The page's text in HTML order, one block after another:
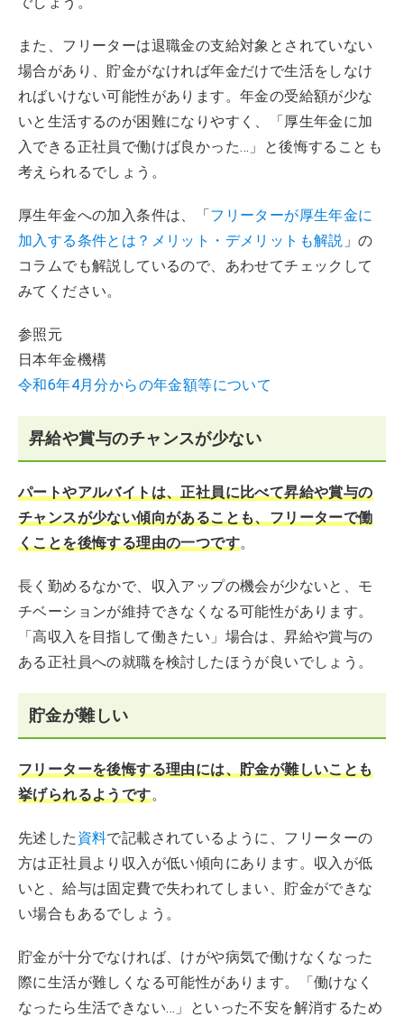
また、フリーターは退職金の支給対象とされていない
場合があり、貯金がなければ年金だけで生活をしなけ
ればいけない可能性があります。年金の受給額が少な
いと生活するのが困難になりやすく、「厚生年金に加
入できる正社員で働けば良かった…」と後悔することも
考えられるでしょう。
厚生年金への加入条件は、「フリーターが厚生年金に
加入する条件とは？メリット・デメリットも解説 」の
コラムでも解説しているので、あわせてチェックして
みてください。
参照元
日本年金機構
令和6年4月分からの年金額等について
昇給や賞与のチャンスが少ない
パートやアルバイトは、正社員に比べて昇給や賞与の
チャンスが少ない傾向があることも、フリーターで働
くことを後悔する理由の一つです。
長く勤めるなかで、収入アップの機会が少ないと、モ
チベーションが維持できなくなる可能性があります。
「高収入を目指して働きたい」場合は、昇給や賞与の
ある正社員への就職を検討したほうが良いでしょう。
貯金が難しい
フリーターを後悔する理由には、貯金が難しいことも
挙げられるようです。
先述した 資料で記載されているように、フリーターの
方は正社員より収入が低い傾向にあります。収入が低
いと、給与は固定費で失われてしまい、貯金ができな
い場合もあるでしょう。
貯金が十分でなければ、けがや病気で働けなくなった
際に生活が難しくなる可能性があります。「働けなく
なったら生活できない…」といった不安を解消するため